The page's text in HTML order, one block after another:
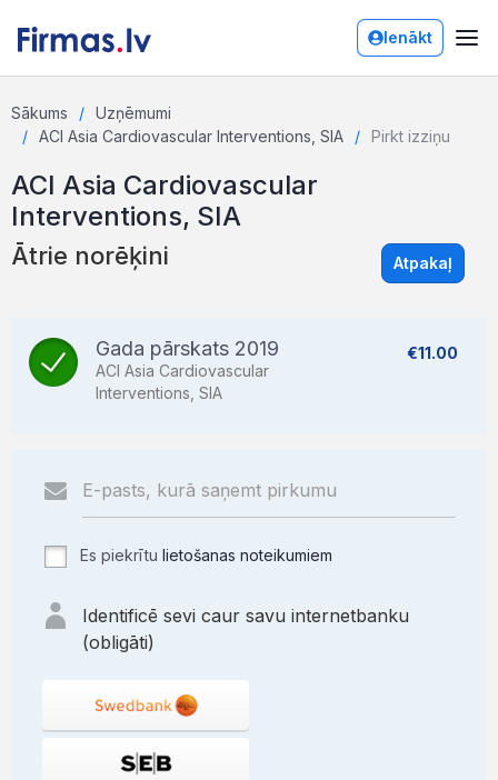
Ienākt
Sākums
Uzņēmumi
ACI Asia Cardiovascular Interventions, SIA
Pirkt izziņu
ACI Asia Cardiovascular
Interventions, SIA
Ātrie norēķini Atpakaļ
Gada pārskats 2019
ACI Asia Cardiovascular
Interventions, SIA
€11.00
Es piekrītu lietošanas noteikumiem
Identificē sevi caur savu internetbanku
(obligāti)